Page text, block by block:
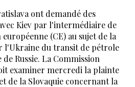
ont demandé des
Kiev par l'intermédiaire de
(CE) au sujet de la
l'Ukraine du transit de pétrole
Russie. La Commission
examiner mercredi la plainte
de la Slovaquie concernant la